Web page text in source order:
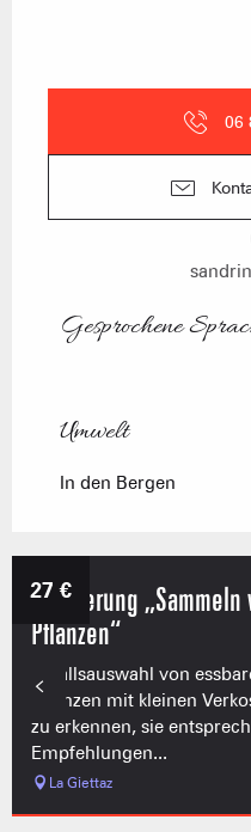
06
Gesprochene Sprachen
Gesprochene
Umwelt
Umwelt
In den Bergen
27€
Wanderung
Pflanzen“
Zufallsauswahl von
Pflanzen mit kleinen
zu erkennen, sie
Empfehlungen...
La Giettaz